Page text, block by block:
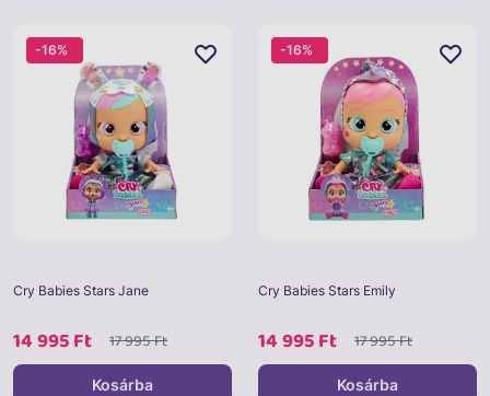
Cry Babies Stars Jane
14 995 Ft 17 995 Ft
-16%
Kosárba
Cry Babies Stars Emily
14 995 Ft 17 995 Ft
-16%
Kosárba